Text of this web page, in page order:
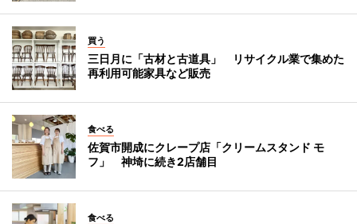
買う
三日月に「古材と古道具」 リサイクル業で集めた
再利用可能家具など販売
食べる
佐賀市開成にクレープ店「クリームスタンド モ
フ」 神埼に続き2店舗目
食べる